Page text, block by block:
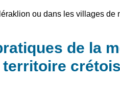
ou dans les villages de
de la